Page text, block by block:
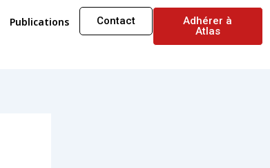
Publications Contact
Adhérer à
Atlas